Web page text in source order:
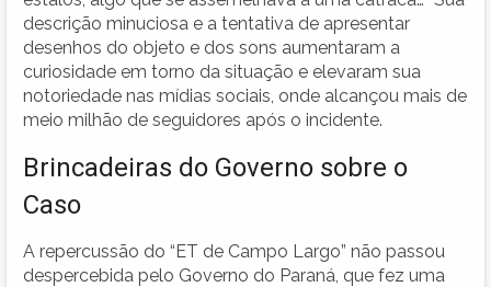
descrição minuciosa e a tentativa de apresentar
desenhos do objeto e dos sons aumentaram a
curiosidade em torno da situação e elevaram sua
notoriedade nas mídias sociais, onde alcançou mais de
meio milhão de seguidores após o incidente.
Brincadeiras do Governo sobre o
Caso
A repercussão do “ET de Campo Largo” não passou
despercebida pelo Governo do Paraná, que fez uma